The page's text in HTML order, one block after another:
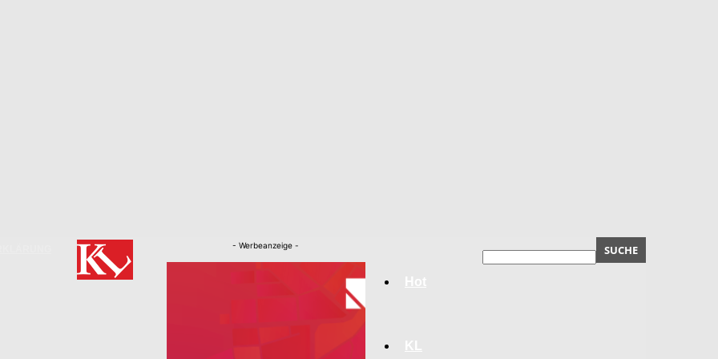
- Werbeanzeige -